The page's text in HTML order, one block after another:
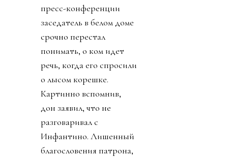
пресс-конференции
заседатель в белом доме
срочно перестал
понимать, о ком идет
речь, когда его спросили
о лысом корешке.
Картинно вспомнив,
дон заявил, что не
разговаривал с
Инфантино. Лишенный
благословения патрона,